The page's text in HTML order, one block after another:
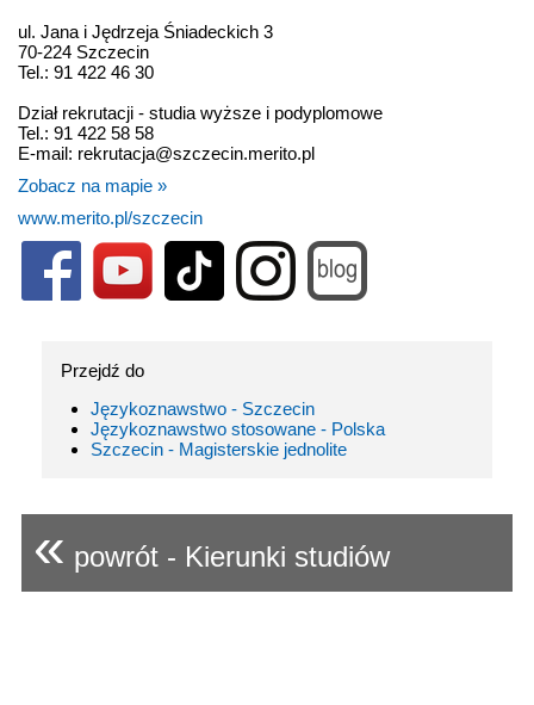
ul. Jana i Jędrzeja Śniadeckich 3
70-224 Szczecin
Tel.: 91 422 46 30
Dział rekrutacji - studia wyższe i podyplomowe
Tel.: 91 422 58 58
E-mail: rekrutacja@szczecin.merito.pl
Zobacz na mapie »
www.merito.pl/szczecin
Przejdź do
Językoznawstwo - Szczecin
Językoznawstwo stosowane - Polska
Szczecin - Magisterskie jednolite
« powrót - Kierunki studiów